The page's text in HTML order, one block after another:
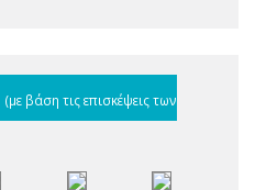
(με βάση τις επισκέψεις των